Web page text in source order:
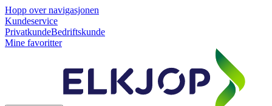
Hopp over navigasjonen
Kundeservice
PrivatkundeBedriftskunde
Mine favoritter